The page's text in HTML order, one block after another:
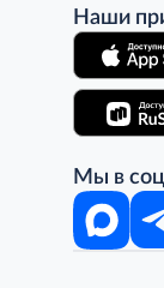
Наши
Мы в